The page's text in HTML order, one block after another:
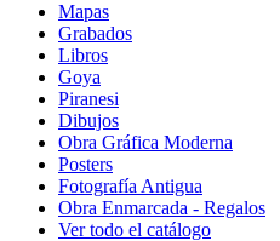
Mapas
Grabados
Libros
Goya
Piranesi
Dibujos
Obra Gráfica Moderna
Posters
Fotografía Antigua
Obra Enmarcada - Regalos
Ver todo el catálogo